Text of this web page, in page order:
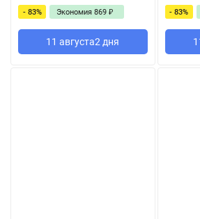
- 83% Экономия 869 ₽
11 августа2 дня
- 83%